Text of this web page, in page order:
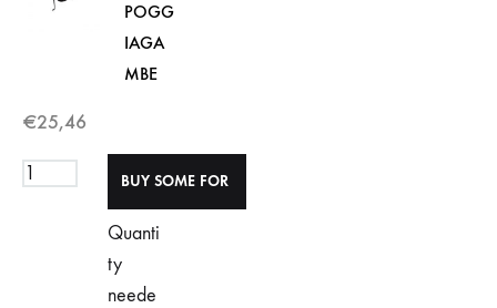
POGG
IAGA
MBE
€25,46
Quanti
ty
neede